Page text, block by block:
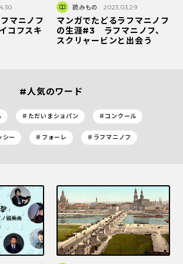
マニノフ
コフスキ
読みもの 2023.03.29
マンガでたどるラフマニノフ
の生涯#3 ラフマニノフ、
スクリャービンと出会う
#人気のワード
＃ただいまショパン ＃コンクール
シー ＃フォーレ ＃ラフマニノフ